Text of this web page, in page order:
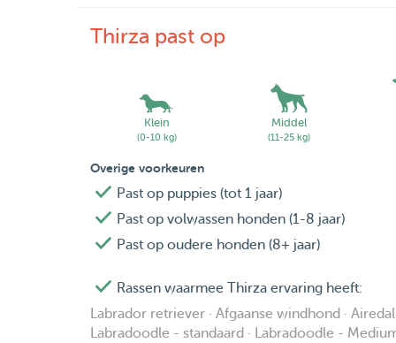
Thirza past op
Klein
(0-10 kg)
Middel
(11-25 kg)
Overige voorkeuren
Past op puppies (tot 1 jaar)
Past op volwassen honden (1-8 jaar)
Past op oudere honden (8+ jaar)
Rassen waarmee Thirza ervaring heeft:
Labrador retriever · Afgaanse windhond ·
Labradoodle - standaard · Labradoodle -